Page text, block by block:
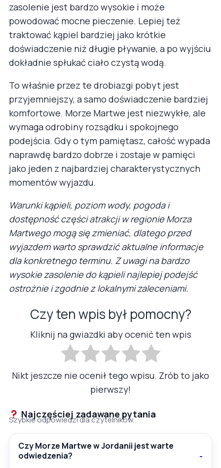
zasolenie jest bardzo wysokie i może
powodować mocne pieczenie. Lepiej też
traktować kąpiel bardziej jako krótkie
doświadczenie niż długie pływanie, a po wyjściu
dokładnie spłukać ciało czystą wodą.
To właśnie przez te drobiazgi pobyt jest
przyjemniejszy, a samo doświadczenie bardziej
komfortowe. Morze Martwe jest niezwykłe, ale
wymaga odrobiny rozsądku i spokojnego
podejścia. Gdy o tym pamiętasz, całość wypada
naprawdę bardzo dobrze i zostaje w pamięci
jako jeden z najbardziej charakterystycznych
momentów wyjazdu.
Warunki kąpieli, poziom wody, pogoda i
dostępność części atrakcji w regionie Morza
Martwego mogą się zmieniać, dlatego przed
wyjazdem warto sprawdzić aktualne informacje
dla konkretnego terminu. Z uwagi na bardzo
wysokie zasolenie do kąpieli najlepiej podejść
ostrożnie i zgodnie z lokalnymi zaleceniami.
Czy ten wpis był pomocny?
Kliknij na gwiazdki aby ocenić ten wpis
Nikt jeszcze nie ocenił tego wpisu. Zrób to jako
pierwszy!
Najczęściej zadawane pytania
Szybkie odpowiedzi dla czytelników.
Czy Morze Martwe w Jordanii jest warte
odwiedzenia?